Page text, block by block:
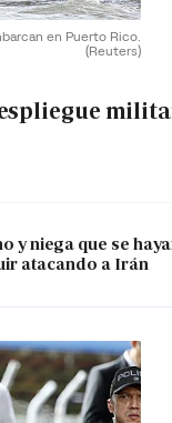
en Puerto Rico.
(Reuters)
y niega que se
atacando a Irán